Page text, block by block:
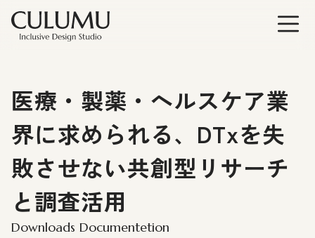
医療・製薬・ヘルスケア業
界に求められる、DTxを失
敗させない共創型リサーチ
と調査活用
Downloads Documentetion